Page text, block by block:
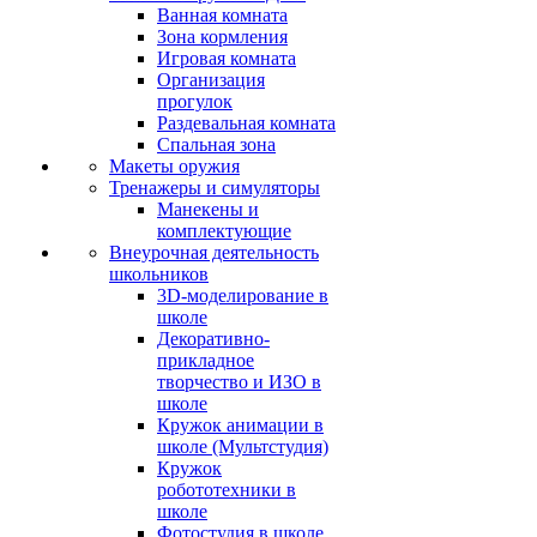
Ванная комната
Зона кормления
Игровая комната
Организация
прогулок
Раздевальная комната
Спальная зона
Макеты оружия
Тренажеры и симуляторы
Манекены и
комплектующие
Внеурочная деятельность
школьников
3D-моделирование в
школе
Декоративно-
прикладное
творчество и ИЗО в
школе
Кружок анимации в
школе (Мультстудия)
Кружок
робототехники в
школе
Фотостудия в школе